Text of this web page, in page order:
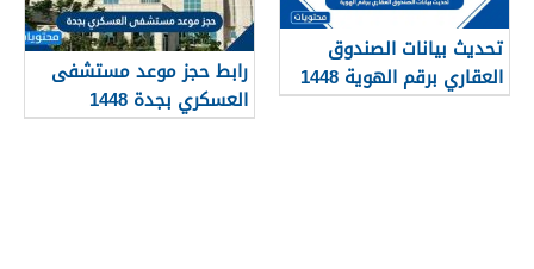
تحديث بيانات الصندوق
العقاري برقم الهوية 1448
الرابط والخطوات
رابط حجز موعد مستشفى
العسكري بجدة 1448